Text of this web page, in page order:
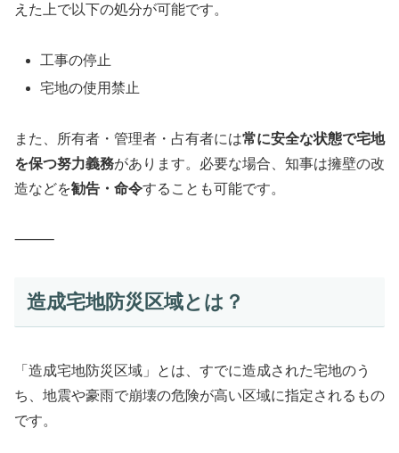
えた上で以下の処分が可能です。
工事の停止
宅地の使用禁止
また、所有者・管理者・占有者には常に安全な状態で宅地
を保つ努力義務があります。必要な場合、知事は擁壁の改
造などを勧告・命令することも可能です。
⸻
造成宅地防災区域とは？
「造成宅地防災区域」とは、すでに造成された宅地のう
ち、地震や豪雨で崩壊の危険が高い区域に指定されるもの
です。